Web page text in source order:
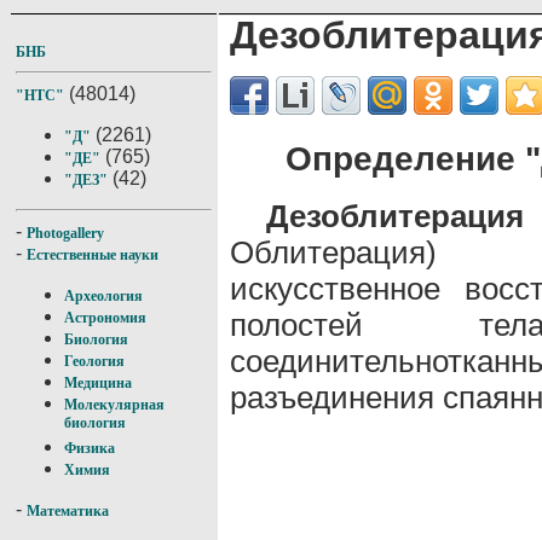
БНБ
"НТС" (48014)
"Д" (2261)
"ДЕ" (765)
"ДЕЗ" (42)
- Photogallery
- Естественные науки
Археология
Астрономия
Биология
Геология
Медицина
Молекулярная
биология
Физика
Химия
- Математика
Определение
Дезоблитерация
Облитерация)
искусственное
полостей
разъединения